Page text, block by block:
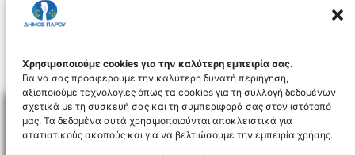
Χρησιμοποιούμε cookies για την καλύτερη εμπειρία σας.
Για να σας προσφέρουμε την καλύτερη δυνατή περιήγηση,
αξιοποιούμε τεχνολογίες όπως τα cookies για τη συλλογή δεδομένων
σχετικά με τη συσκευή σας και τη συμπεριφορά σας στον ιστότοπό
μας. Τα δεδομένα αυτά χρησιμοποιούνται αποκλειστικά για
στατιστικούς σκοπούς και για να βελτιώσουμε την εμπειρία χρήσης.
493.2004_id436